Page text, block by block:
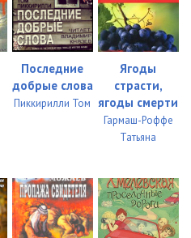
Последние
добрые слова
Пиккирилли Том
Ягоды
страсти,
ягоды смерти
Гармаш-Роффе
Татьяна